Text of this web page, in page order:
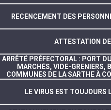
RECENCEMENT DES
ATTESTATION
ARRÊTÉ PRÉFECTORAL : PORT
MARCHÉS, VIDE-GRENIERS,
COMMUNES DE LA SARTHE À
LE VIRUS EST TOUJOURS